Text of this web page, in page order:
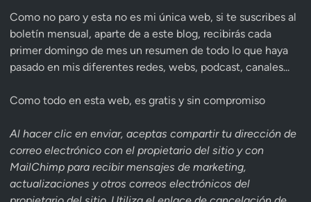
Como no paro y esta no es mi única web, si te suscribes al
boletín mensual, aparte de a este blog, recibirás cada
primer domingo de mes un resumen de todo lo que haya
pasado en mis diferentes redes, webs, podcast, canales...
Como todo en esta web, es gratis y sin compromiso
Al hacer clic en enviar, aceptas compartir tu dirección de
correo electrónico con el propietario del sitio y con
MailChimp para recibir mensajes de marketing,
actualizaciones y otros correos electrónicos del